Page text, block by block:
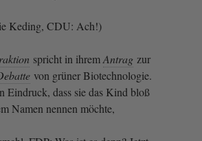
Keding, CDU: Ach!)
spricht in ihremAntrag zur
von grüner Biotechnologie.
Eindruck, dass sie das Kind bloß
Namen nennen möchte,